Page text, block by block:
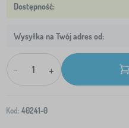
Wysyłka na Twój adres od:
- +
Kod: 40241-0